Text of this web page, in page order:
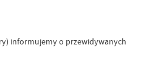
informujemy o przewidywanych